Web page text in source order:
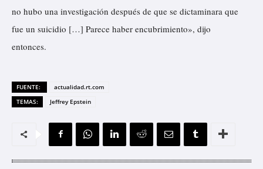
no hubo una investigación después de que se dictaminara que
fue un suicidio […] Parece haber encubrimiento», dijo
entonces.
FUENTE:
actualidad.rt.com
TEMAS:
Jeffrey Epstein